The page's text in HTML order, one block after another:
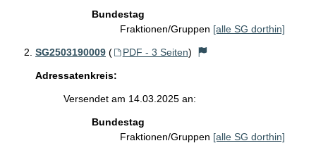
Bundestag
Fraktionen/Gruppen [alle SG dorthin]
SG2503190009 ( PDF - 3 Seiten)
Adressatenkreis:
Versendet am 14.03.2025 an:
Bundestag
Fraktionen/Gruppen [alle SG dorthin]